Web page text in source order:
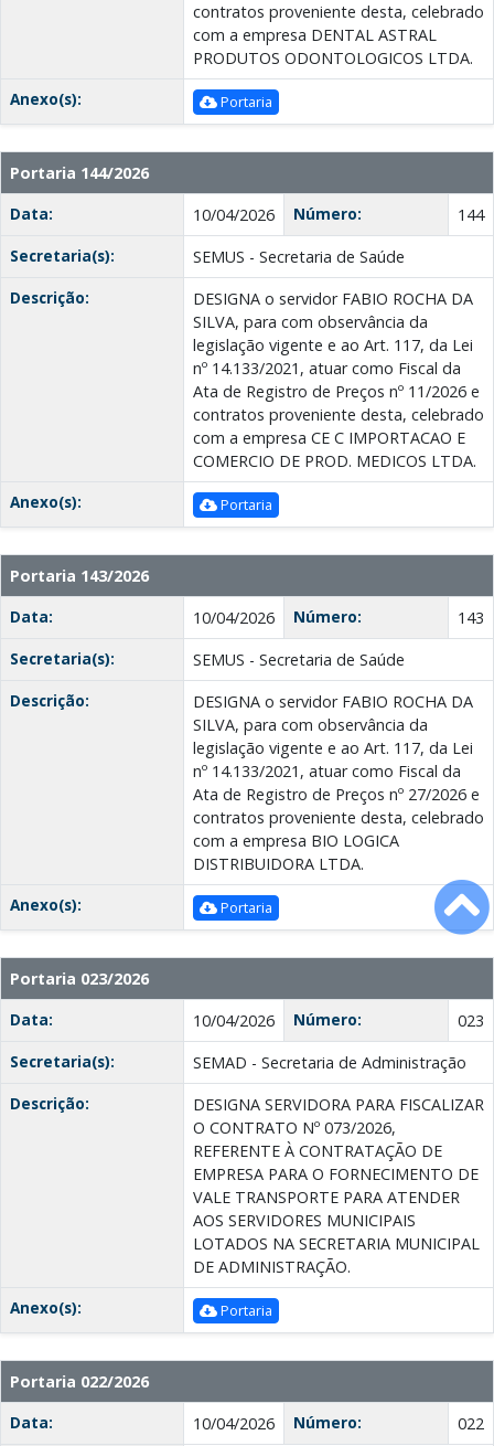
contratos proveniente desta, celebrado
com a empresa DENTAL ASTRAL
PRODUTOS ODONTOLOGICOS LTDA.
Anexo(s):
Portaria
Portaria 144/2026
Data:
10/04/2026 Número:
144
Secretaria(s):
SEMUS - Secretaria de Saúde
Descrição:
DESIGNA o servidor FABIO ROCHA DA
SILVA, para com observância da
legislação vigente e ao Art. 117, da Lei
nº 14.133/2021, atuar como Fiscal da
Ata de Registro de Preços nº 11/2026 e
contratos proveniente desta, celebrado
com a empresa CE C IMPORTACAO E
COMERCIO DE PROD. MEDICOS LTDA.
Anexo(s):
Portaria
Portaria 143/2026
Data:
10/04/2026 Número:
143
Secretaria(s):
SEMUS - Secretaria de Saúde
Descrição:
DESIGNA o servidor FABIO ROCHA DA
SILVA, para com observância da
legislação vigente e ao Art. 117, da Lei
nº 14.133/2021, atuar como Fiscal da
Ata de Registro de Preços nº 27/2026 e
contratos proveniente desta, celebrado
com a empresa BIO LOGICA
DISTRIBUIDORA LTDA.
Anexo(s):
Portaria
Portaria 023/2026
Data:
10/04/2026 Número:
023
Secretaria(s):
SEMAD - Secretaria de Administração
Descrição:
DESIGNA SERVIDORA PARA FISCALIZAR
O CONTRATO Nº 073/2026,
REFERENTE À CONTRATAÇÃO DE
EMPRESA PARA O FORNECIMENTO DE
VALE TRANSPORTE PARA ATENDER
AOS SERVIDORES MUNICIPAIS
LOTADOS NA SECRETARIA MUNICIPAL
DE ADMINISTRAÇÃO.
Anexo(s):
Portaria
Portaria 022/2026
Data:
10/04/2026 Número:
022